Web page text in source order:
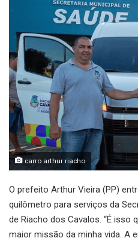
mail
carro arthur riacho
O prefeito Arthur Vieira (PP)
quilômetro para serviços da
de Riacho dos Cavalos. “É isso
maior missão da minha vida. A